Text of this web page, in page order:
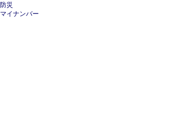
防災
マイナンバー